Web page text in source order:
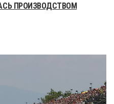
ПРОИЗВОДСТВОМ